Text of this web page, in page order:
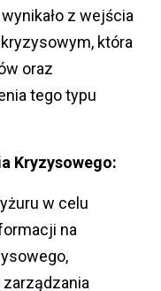
z wejścia
która
oraz
tego typu
Kryzysowego:
w celu
na
zarządzania